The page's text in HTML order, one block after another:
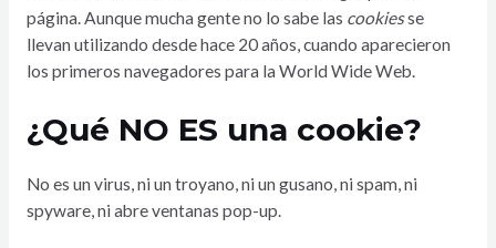
página. Aunque mucha gente no lo sabe las cookiesse
llevan utilizando desde hace 20 años, cuando aparecieron
los primeros navegadores para la World Wide Web.
¿Qué NO ES una cookie?
No es un virus, ni un troyano, ni un gusano, ni spam, ni
spyware, ni abre ventanas pop-up.